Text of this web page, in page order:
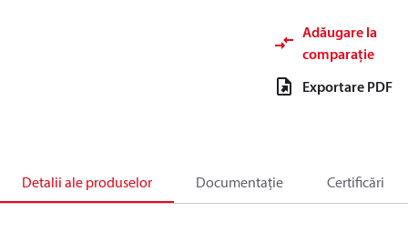
Adăugare la
comparație
Exportare PDF
Detalii ale produselor Documentație Certificări